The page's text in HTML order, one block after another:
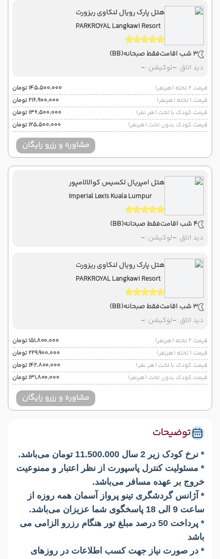
هتل پارک رویال لنکاوی ریزورت
PARKROYAL Langkawi Resort
3 شب اقامت فقط صبحانه(BB)
دید اتاق :-لوکیشن :-
قیمت 2 تخته (هرنفر)
۱۴۵٬۵۰۰٬۰۰۰ تومان
قیمت 1 تخته (هرنفر)
۲۱۶٬۹۰۰٬۰۰۰ تومان
قیمت کودک با تخت (هر نفر)
۱۳۶٬۵۰۰٬۰۰۰ تومان
قیمت کودک بدون تخت (هرنفر)
۱۲۵٬۵۰۰٬۰۰۰ تومان
مشاوره و رزرو رایگان
هتل امپریال لکسیس کوالالامپور
Imperial Lexis Kuala Lumpur
4 شب اقامت فقط صبحانه(BB)
دید اتاق :-لوکیشن :-
هتل پارک رویال لنکاوی ریزورت
PARKROYAL Langkawi Resort
3 شب اقامت فقط صبحانه(BB)
دید اتاق :-لوکیشن :-
قیمت 2 تخته (هرنفر)
۱۵۱٬۸۰۰٬۰۰۰ تومان
قیمت 1 تخته (هرنفر)
۲۲۹٬۹۰۰٬۰۰۰ تومان
قیمت کودک با تخت (هر نفر)
۱۴۲٬۸۰۰٬۰۰۰ تومان
قیمت کودک بدون تخت (هرنفر)
۱۳۱٬۸۰۰٬۰۰۰ تومان
مشاوره و رزرو رایگان
توضیحات
* نرخ کودک زیر 2 سال 11.500.000 تومان می‌باشد.
* مسئولیت کنترل پاسپورت از نظر اعتبار و ممنوعیت
خروج بر عهده مسافر می‌باشد.
* آژانس گردشگری تینو پرواز آسمان همه روزه از
ساعت 9 الی 18 پاسخگوی شما عزیزان می‌باشد.
* پرداخت 50 درصد مبلغ تور هنگام رزرو الزامی می
باشد
* در صورت نیاز جهت کسب اطلاعات در روزهای